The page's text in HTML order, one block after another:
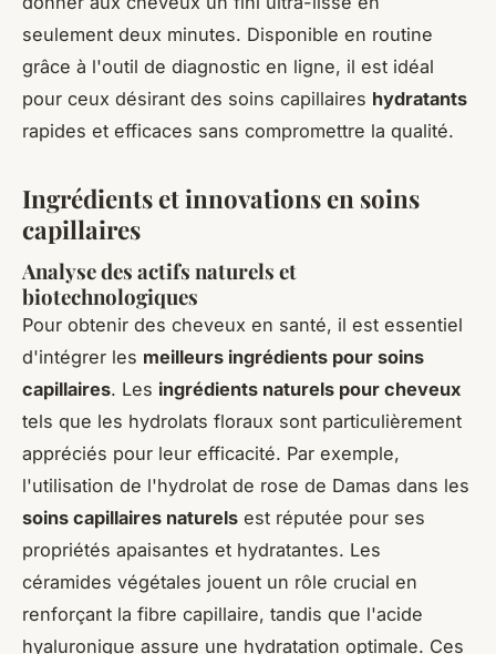
seulement deux minutes. Disponible en routine
grâce à l'outil de diagnostic en ligne, il est idéal
pour ceux désirant des soins capillaires hydratants
rapides et efficaces sans compromettre la qualité.
Ingrédients et innovations en soins
capillaires
Analyse des actifs naturels et
biotechnologiques
Pour obtenir des cheveux en santé, il est essentiel
d'intégrer les meilleurs ingrédients pour soins
capillaires. Les ingrédients naturels pour cheveux
tels que les hydrolats floraux sont particulièrement
appréciés pour leur efficacité. Par exemple,
l'utilisation de l'hydrolat de rose de Damas dans les
soins capillaires naturels est réputée pour ses
propriétés apaisantes et hydratantes. Les
céramides végétales jouent un rôle crucial en
renforçant la fibre capillaire, tandis que l'acide
hyaluronique assure une hydratation optimale. Ces